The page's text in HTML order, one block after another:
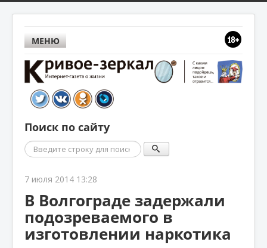
МЕНЮ
Поиск по сайту
Поиск
7 июля 2014 13:28
В Волгограде задержали
подозреваемого в
изготовлении наркотика